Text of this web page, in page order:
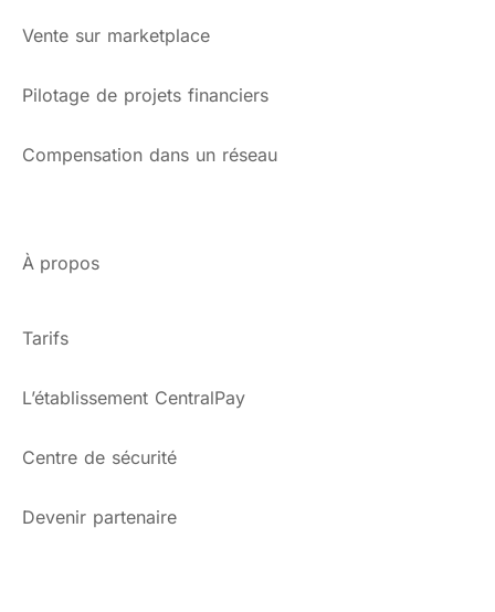
Vente sur marketplace
Pilotage de projets financiers
Compensation dans un réseau
À propos
Tarifs
L’établissement CentralPay
Centre de sécurité
Devenir partenaire